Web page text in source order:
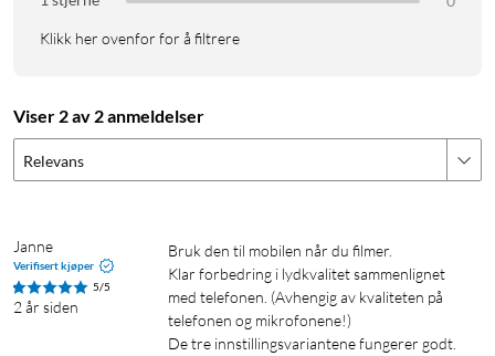
Klikk her ovenfor for å filtrere
Viser 2 av 2 anmeldelser
Relevans
Janne
Verifisert kjøper
5/5
2 år siden
Bruk den til mobilen når du filmer.
Klar forbedring i lydkvalitet sammenlignet
med telefonen. (Avhengig av kvaliteten på
telefonen og mikrofonene!)
De tre innstillingsvariantene fungerer godt.